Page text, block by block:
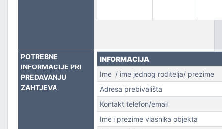
POTREBNE
INFORMACIJE PRI
PREDAVANJU
ZAHTJEVA
INFORMACIJA
Ime / ime jednog roditelja/ prezime
Adresa prebivališta
Kontakt telefon/email
Ime i prezime vlasnika objekta